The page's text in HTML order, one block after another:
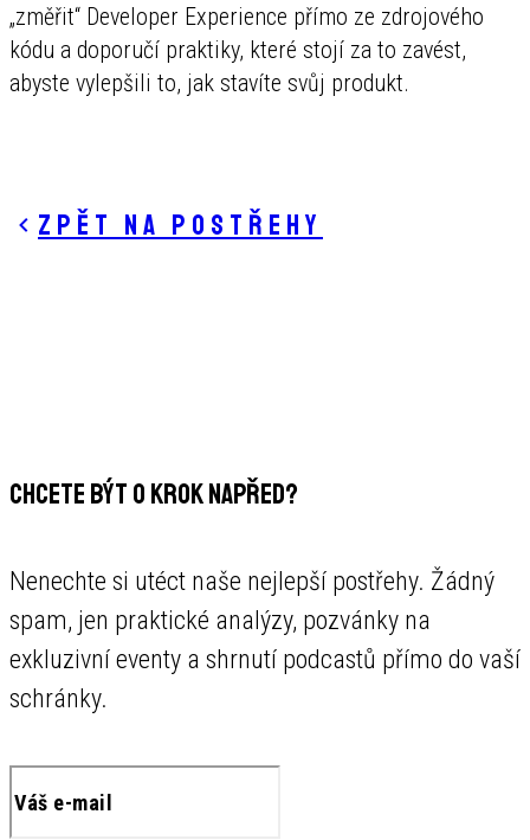
„změřit“ Developer Experience přímo ze zdrojového
kódu a doporučí praktiky, které stojí za to zavést,
abyste vylepšili to, jak stavíte svůj produkt.
Zpět na postřehy
CHCETE BÝT O KROK NAPŘED?
Nenechte si utéct naše nejlepší postřehy. Žádný
spam, jen praktické analýzy, pozvánky na
exkluzivní eventy a shrnutí podcastů přímo do vaší
schránky.